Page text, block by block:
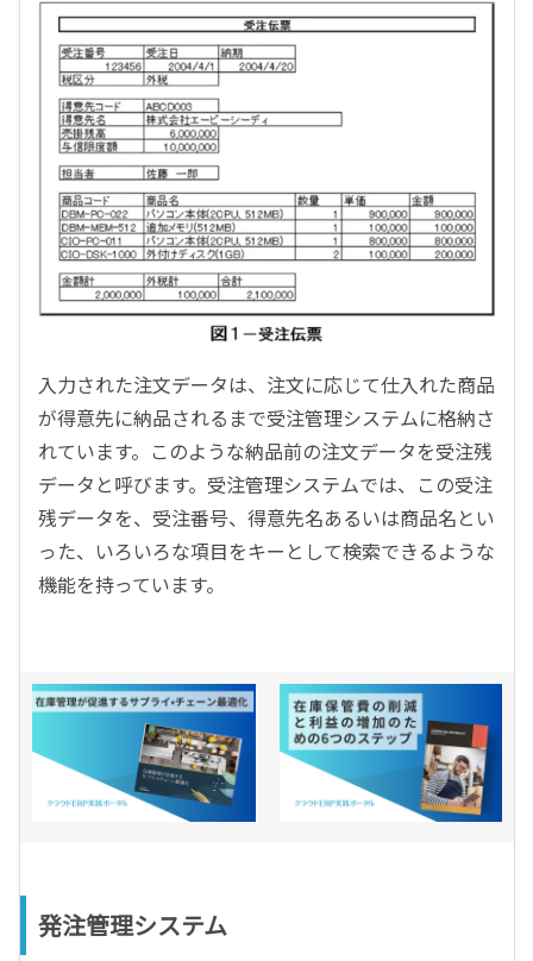
入力された注文データは、注文に応じて仕入れた商品
が得意先に納品されるまで受注管理システムに格納さ
れています。このような納品前の注文データを受注残
データと呼びます。受注管理システムでは、この受注
残データを、受注番号、得意先名あるいは商品名とい
った、いろいろな項目をキーとして検索できるような
機能を持っています。
発注管理システム